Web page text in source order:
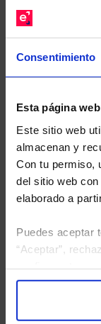
Consentimiento
Esta página
Este sitio web
almacenan y
Con tu permiso,
del sitio web
elaborado a
Puedes aceptar
“Aceptar”,
Descárguese el
sus Fondos y
estudio gratuito